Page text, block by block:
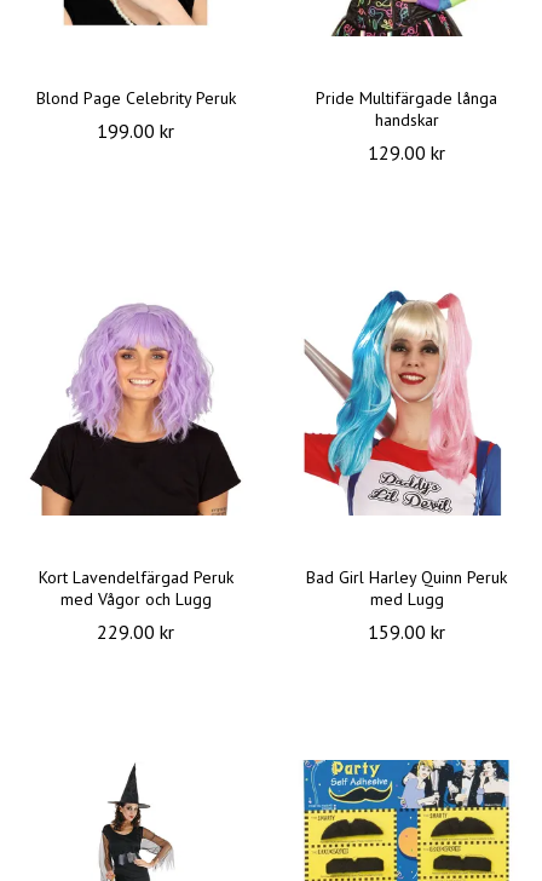
Blond Page Celebrity Peruk
199.00 kr
Pride Multifärgade långa
handskar
129.00 kr
Kort Lavendelfärgad Peruk
med Vågor och Lugg
229.00 kr
Bad Girl Harley Quinn Peruk
med Lugg
159.00 kr